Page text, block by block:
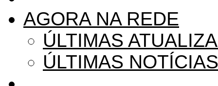
AGORA NA REDE
ÚLTIMAS
ÚLTIMAS NOTÍCIAS